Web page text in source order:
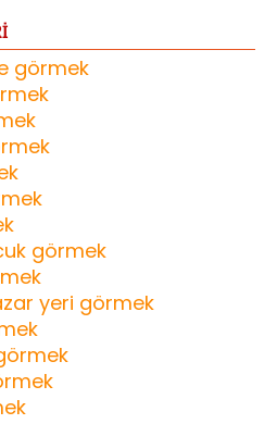
görmek
görmek
yeri görmek